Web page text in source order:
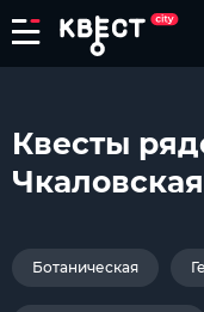
Квесты
Ботаническая